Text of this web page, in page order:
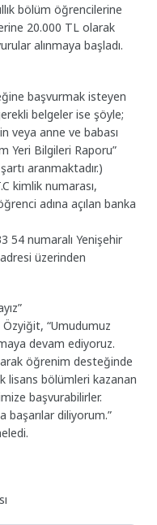
bölüm öğrencilerine
20.000 TL olarak
alınmaya başladı.
başvurmak isteyen
belgeler ise şöyle;
veya anne ve babası
Yeri Bilgileri Raporu”
aranmaktadır.)
kimlik numarası,
adına açılan banka
54 numaralı Yenişehir
üzerinden
Özyiğit, “Umudumuz
devam ediyoruz.
öğrenim desteğinde
lisans bölümleri kazanan
başvurabilirler.
başarılar diliyorum.”